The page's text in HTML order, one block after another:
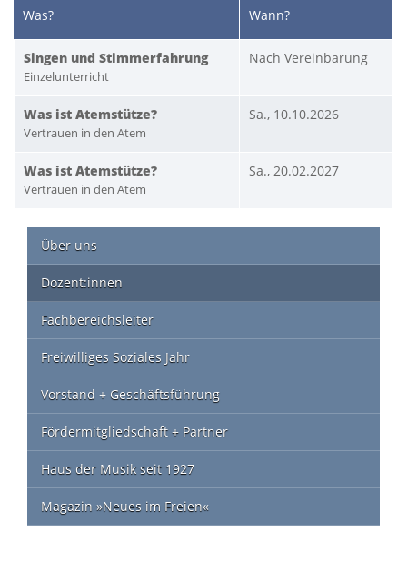
Was? Wann?
Singen und Stimmerfahrung
Einzelunterricht
Nach Vereinbarung
Was ist Atemstütze?
Vertrauen in den Atem
Sa., 10.10.2026
Was ist Atemstütze?
Vertrauen in den Atem
Sa., 20.02.2027
Über uns
Dozent:innen
Fachbereichsleiter
Freiwilliges Soziales Jahr
Vorstand + Geschäftsführung
Fördermitgliedschaft + Partner
Haus der Musik seit 1927
Magazin »Neues im Freien«